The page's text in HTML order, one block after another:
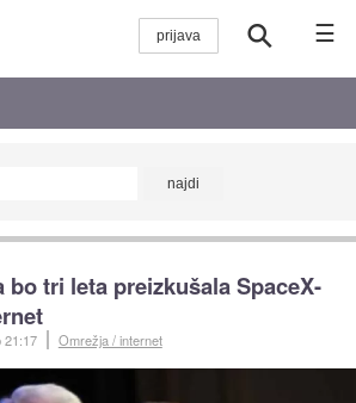
☰
tri leta preizkušala SpaceX-
21:17 Omrežja / internet